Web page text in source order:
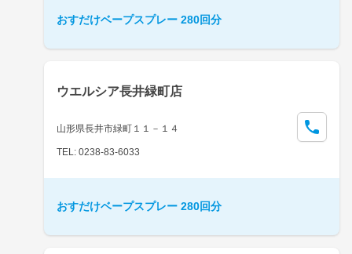
おすだけベープスプレー 280回分
ウエルシア長井緑町店
山形県長井市緑町１１－１４
TEL: 0238-83-6033
おすだけベープスプレー 280回分